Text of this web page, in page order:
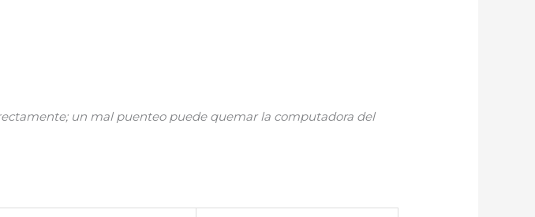
un mal puenteo puede quemar la computadora del